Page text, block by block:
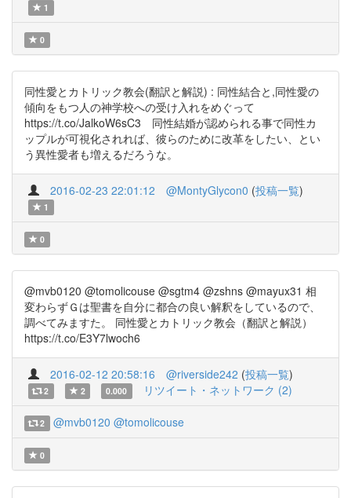
1
0
同性愛とカトリック教会(翻訳と解説) : 同性結合と,同性愛の
傾向をもつ人の神学校への受け入れをめぐって
https://t.co/JalkoW6sC3 同性結婚が認められる事で同性カ
ップルが可視化されれば、彼らのために改革をしたい、とい
う異性愛者も増えるだろうな。
2016-02-23 22:01:12 @MontyGlycon0 (投稿一覧)
1
0
@mvb0120 @tomolicouse @sgtm4 @zshns @mayux31 相
変わらずＧは聖書を自分に都合の良い解釈をしているので、
調べてみますた。 同性愛とカトリック教会（翻訳と解説）
https://t.co/E3Y7lwoch6
2016-02-12 20:58:16 @riverside242 (投稿一覧)
2 2 0.000 リツイート・ネットワーク (2)
2 @mvb0120 @tomolicouse
0